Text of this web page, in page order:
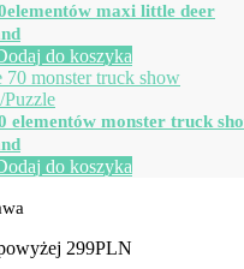
maxi little deer
do koszyka
elementów monster truck
do koszyka
299PLN